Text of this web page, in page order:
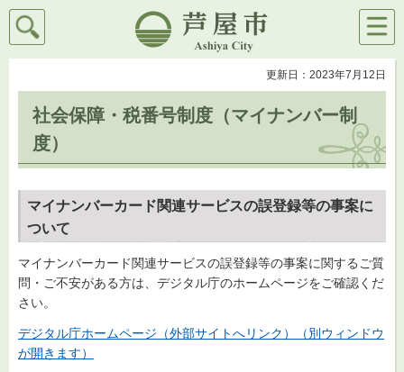
芦屋市
検索
メニ
ュー
更新日：2023年7月12日
社会保障・税番号制度（マイナンバー制
度）
マイナンバーカード関連サービスの誤登録等の事案に
ついて
マイナンバーカード関連サービスの誤登録等の事案に関するご質
問・ご不安がある方は、デジタル庁のホームページをご確認くだ
さい。
デジタル庁ホームページ（外部サイトへリンク）（別ウィンドウ
が開きます）